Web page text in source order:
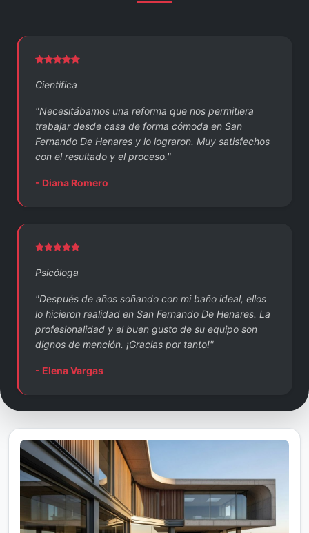
Científica
"Necesitábamos una reforma que nos permitiera
trabajar desde casa de forma cómoda en San
Fernando De Henares y lo lograron. Muy satisfechos
con el resultado y el proceso."
- Diana Romero
Psicóloga
"Después de años soñando con mi baño ideal, ellos
lo hicieron realidad en San Fernando De Henares. La
profesionalidad y el buen gusto de su equipo son
dignos de mención. ¡Gracias por tanto!"
- Elena Vargas